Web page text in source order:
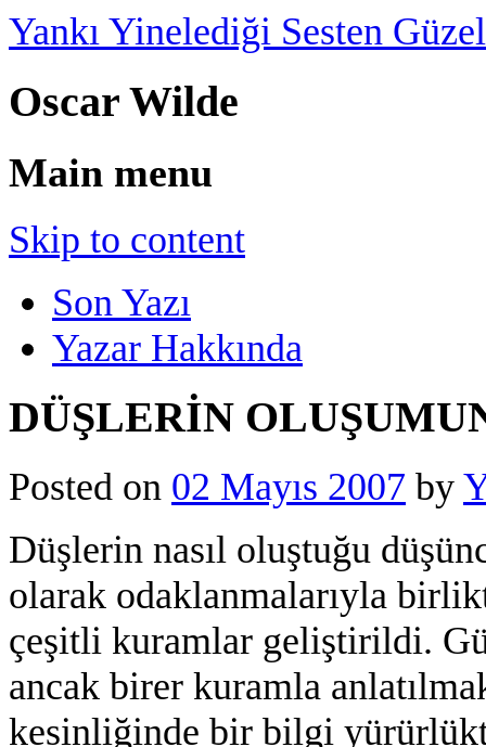
Yankı Yinelediği Sesten
Oscar Wilde
Main menu
Skip to content
Son Yazı
Yazar Hakkında
DÜŞLERİN
Posted on 02 Mayıs 2007 by
Düşlerin nasıl oluştuğu
olarak odaklanmalarıyla
çeşitli kuramlar geliştirildi.
ancak birer kuramla
kesinliğinde bir bilgi